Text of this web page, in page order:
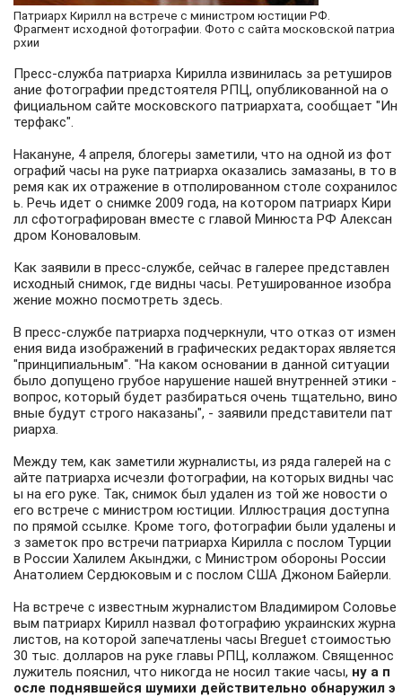
Патриарх Кирилл на встрече с министром юстиции РФ.
Фрагмент исходной фотографии. Фото с сайта московской патриа
рхии
Пресс-служба патриарха Кирилла извинилась за ретуширов
ание фотографии предстоятеля РПЦ, опубликованной на о
фициальном сайте московского патриархата, сообщает "Ин
терфакс".
Накануне, 4 апреля, блогеры заметили, что на одной из фот
ографий часы на руке патриарха оказались замазаны, в то в
ремя как их отражение в отполированном столе сохранилос
ь. Речь идет о снимке 2009 года, на котором патриарх Кири
лл сфотографирован вместе с главой Минюста РФ Алексан
дром Коноваловым.
Как заявили в пресс-службе, сейчас в галерее представлен
исходный снимок, где видны часы. Ретушированное изобра
жение можно посмотреть здесь.
В пресс-службе патриарха подчеркнули, что отказ от измен
ения вида изображений в графических редакторах является
"принципиальным". "На каком основании в данной ситуации
было допущено грубое нарушение нашей внутренней этики -
вопрос, который будет разбираться очень тщательно, вино
вные будут строго наказаны", - заявили представители пат
риарха.
Между тем, как заметили журналисты, из ряда галерей на с
айте патриарха исчезли фотографии, на которых видны час
ы на его руке. Так, снимок был удален из той же новости о
его встрече с министром юстиции. Иллюстрация доступна
по прямой ссылке. Кроме того, фотографии были удалены и
з заметок про встречи патриарха Кирилла с послом Турции
в России Халилем Акынджи, с Министром обороны России
Анатолием Сердюковым и с послом США Джоном Байерли.
На встрече с известным журналистом Владимиром Соловье
вым патриарх Кирилл назвал фотографию украинских журна
листов, на которой запечатлены часы Breguet стоимостью
30 тыс. долларов на руке главы РПЦ, коллажом. Священнос
лужитель пояснил, что никогда не носил такие часы, ну а п
осле поднявшейся шумихи действительно обнаружил э